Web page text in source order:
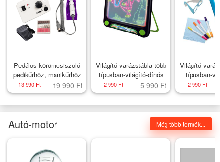
Pedálos körömcsiszoló
pedikűrhöz, manikűrhöz
13 990 Ft 19 990 Ft
Világító varázstábla több
típusban-világító-dínós
2 990 Ft 5 990 Ft
Világító
típusban-
2 990 Ft
Autó-motor Még több termék...